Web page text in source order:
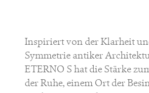
Inspiriert von der Klarheit
Symmetrie antiker
ETERNO S hat die Stärke
der Ruhe, einem Ort der